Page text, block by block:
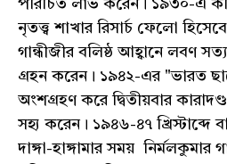
পরিচিত লাভ করেন। ১৯৩০-এ
নৃতত্ত্ব শাখার রিসার্চ ফেলো
গান্ধীজীর বলিষ্ঠ আহ্বানে লবণ
গ্ৰহন করেন। ১৯৪২-এর "ভারত
অংশগ্রহণ করে দ্বিতীয়বার
সহ্য করেন। ১৯৪৬-৪৭ খ্রিস্টাব্দে
দাঙ্গা-হাঙ্গামার সময় নির্মলকুমার